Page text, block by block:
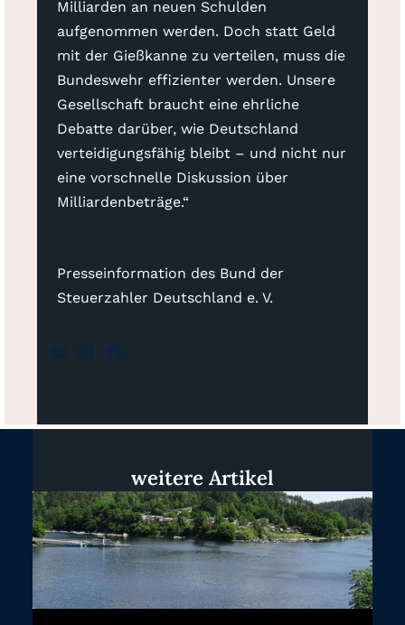
Milliarden an neuen Schulden
aufgenommen werden. Doch statt Geld
mit der Gießkanne zu verteilen, muss die
Bundeswehr effizienter werden. Unsere
Gesellschaft braucht eine ehrliche
Debatte darüber, wie Deutschland
verteidigungsfähig bleibt – und nicht nur
eine vorschnelle Diskussion über
Milliardenbeträge.“
Presseinformation des Bund der
Steuerzahler Deutschland e. V.
weitere Artikel